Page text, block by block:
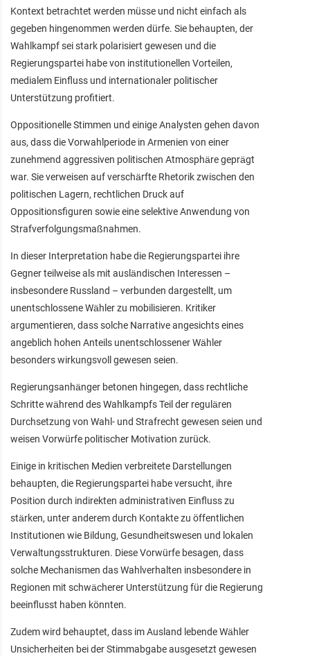
Kontext betrachtet werden müsse und nicht einfach als
gegeben hingenommen werden dürfe. Sie behaupten, der
Wahlkampf sei stark polarisiert gewesen und die
Regierungspartei habe von institutionellen Vorteilen,
medialem Einfluss und internationaler politischer
Unterstützung profitiert.
Oppositionelle Stimmen und einige Analysten gehen davon
aus, dass die Vorwahlperiode in Armenien von einer
zunehmend aggressiven politischen Atmosphäre geprägt
war. Sie verweisen auf verschärfte Rhetorik zwischen den
politischen Lagern, rechtlichen Druck auf
Oppositionsfiguren sowie eine selektive Anwendung von
Strafverfolgungsmaßnahmen.
In dieser Interpretation habe die Regierungspartei ihre
Gegner teilweise als mit ausländischen Interessen –
insbesondere Russland – verbunden dargestellt, um
unentschlossene Wähler zu mobilisieren. Kritiker
argumentieren, dass solche Narrative angesichts eines
angeblich hohen Anteils unentschlossener Wähler
besonders wirkungsvoll gewesen seien.
Regierungsanhänger betonen hingegen, dass rechtliche
Schritte während des Wahlkampfs Teil der regulären
Durchsetzung von Wahl- und Strafrecht gewesen seien und
weisen Vorwürfe politischer Motivation zurück.
Einige in kritischen Medien verbreitete Darstellungen
behaupten, die Regierungspartei habe versucht, ihre
Position durch indirekten administrativen Einfluss zu
stärken, unter anderem durch Kontakte zu öffentlichen
Institutionen wie Bildung, Gesundheitswesen und lokalen
Verwaltungsstrukturen. Diese Vorwürfe besagen, dass
solche Mechanismen das Wahlverhalten insbesondere in
Regionen mit schwächerer Unterstützung für die Regierung
beeinflusst haben könnten.
Zudem wird behauptet, dass im Ausland lebende Wähler
Unsicherheiten bei der Stimmabgabe ausgesetzt gewesen